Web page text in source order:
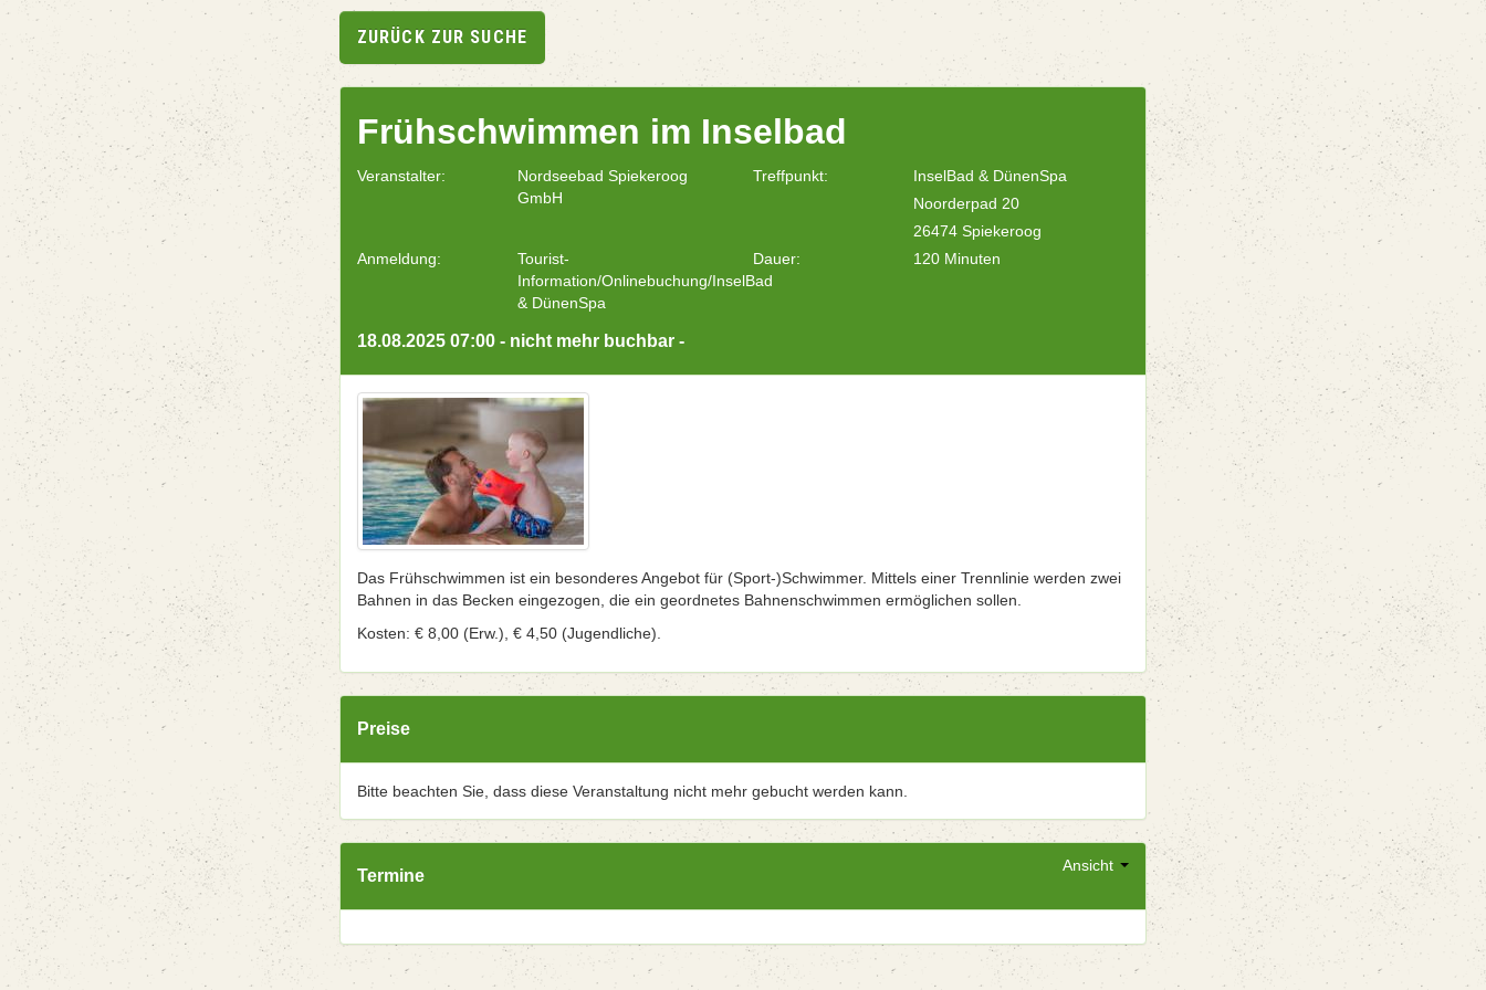
ZURÜCK ZUR SUCHE
Frühschwimmen im Inselbad
Veranstalter:
Nordseebad Spiekeroog
GmbH
Treffpunkt:
InselBad & DünenSpa
Noorderpad 20
26474 Spiekeroog
Anmeldung:
Tourist-
Information/Onlinebuchung/InselBad
& DünenSpa
Dauer: 120 Minuten
18.08.2025 07:00 - nicht mehr buchbar -
Das Frühschwimmen ist ein besonderes Angebot für (Sport-)Schwimmer. Mittels einer Trennlinie werden zwei
Bahnen in das Becken eingezogen, die ein geordnetes Bahnenschwimmen ermöglichen sollen.
Kosten: € 8,00 (Erw.), € 4,50 (Jugendliche).
Preise
Bitte beachten Sie, dass diese Veranstaltung nicht mehr gebucht werden kann.
Ansicht
Termine